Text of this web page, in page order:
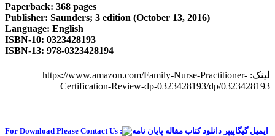
Paperback: 368 pages
Publisher: Saunders; 3 edition (October 13, 2016)
Language: English
ISBN-10: 0323428193
ISBN-13: 978-0323428194
لینک: https://www.amazon.com/Family-Nurse-Practitioner-
Certification-Review-dp-0323428193/dp/0323428193
For Download Please Contact Us :